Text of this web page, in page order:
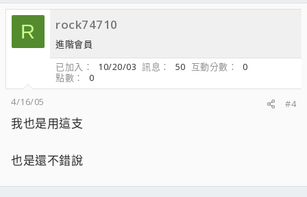
R rock74710
進階會員
已加入
10/20/03 訊息 50 互動分數
0
點數
0
4/16/05
#4
我也是用這支
也是還不錯說